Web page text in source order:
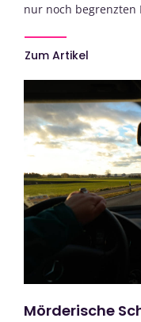
nur noch begrenzten
Zum Artikel
Mörderische